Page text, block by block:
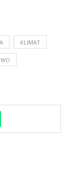
KLIMAT